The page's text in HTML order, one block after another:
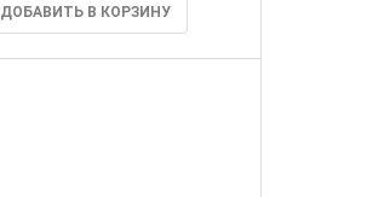
ДОБАВИТЬ В КОРЗИНУ